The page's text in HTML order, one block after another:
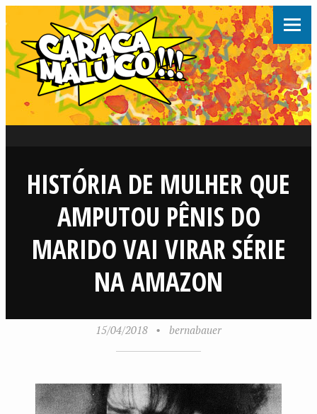
HISTÓRIA DE MULHER QUE
AMPUTOU PÊNIS DO
MARIDO VAI VIRAR SÉRIE
NA AMAZON
15/04/2018 • bernabauer